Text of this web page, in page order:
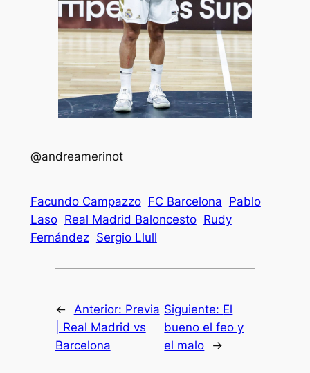
@andreamerinot
Facundo Campazzo FC Barcelona Pablo
Laso Real Madrid Baloncesto Rudy
Fernández Sergio Llull
← Anterior: Previa
| Real Madrid vs
Barcelona
Siguiente: El
bueno el feo y
el malo
→